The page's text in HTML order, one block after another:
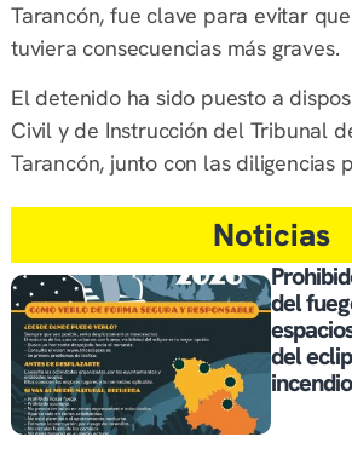
Tarancón, fue clave para evitar
tuviera consecuencias más graves.
El detenido ha sido puesto a
Civil y de Instrucción del Tribunal
Tarancón, junto con las diligencias
Noticias
del
del